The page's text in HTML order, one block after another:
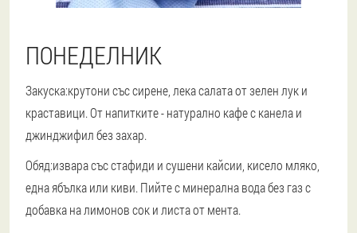
ПОНЕДЕЛНИК
Закуска:крутони със сирене, лека салата от зелен лук и
краставици. От напитките - натурално кафе с канела и
джинджифил без захар.
Обяд:извара със стафиди и сушени кайсии, кисело мляко,
една ябълка или киви. Пийте с минерална вода без газ с
добавка на лимонов сок и листа от мента.